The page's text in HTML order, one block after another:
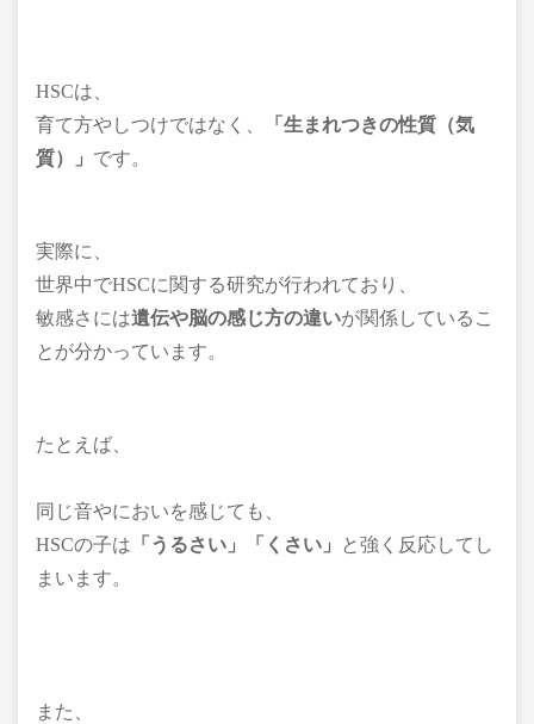
HSCは、
育て方やしつけではなく、
「生まれつきの性質（気
質）」 です。
実際に、
世界中でHSCに関する研究が行われており、
敏感さには遺伝や脳の感じ方の違いが関係しているこ
とが分かっています。
たとえば、
同じ音やにおいを感じても、
HSCの子は 「うるさい」「くさい」
と強く反応してし
まいます。
また、